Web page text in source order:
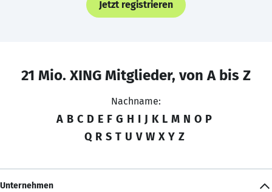
Jetzt registrieren
21 Mio. XING Mitglieder, von A bis Z
Nachname:
A B C D E F G H I J K L M N O P
Q R S T U V W X Y Z
Unternehmen